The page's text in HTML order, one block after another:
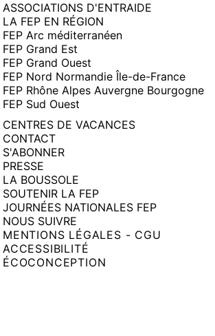
ASSOCIATIONS D'ENTRAIDE
LA FEP EN RÉGION
FEP Arc méditerranéen
FEP Grand Est
FEP Grand Ouest
FEP Nord Normandie Île-de-France
FEP Rhône Alpes Auvergne Bourgogne
FEP Sud Ouest
CENTRES DE VACANCES
CONTACT
S'ABONNER
PRESSE
LA BOUSSOLE
SOUTENIR LA FEP
JOURNÉES NATIONALES FEP
NOUS SUIVRE
MENTIONS LÉGALES - CGU
ACCESSIBILITÉ
ÉCOCONCEPTION